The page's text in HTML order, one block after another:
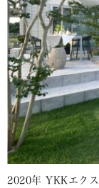
2020年 YKKエク